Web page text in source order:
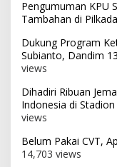
Pengumuman KPU
Tambahan di
Dukung Program
Subianto, Dandim
views
Dihadiri Ribuan
Indonesia di
views
Belum Pakai CVT,
14,703 views